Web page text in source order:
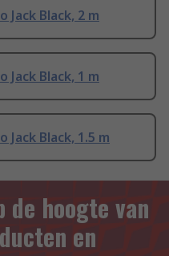
Jack Black, 2 m
Jack Black, 1 m
Jack Black, 1.5 m
de hoogte van
en